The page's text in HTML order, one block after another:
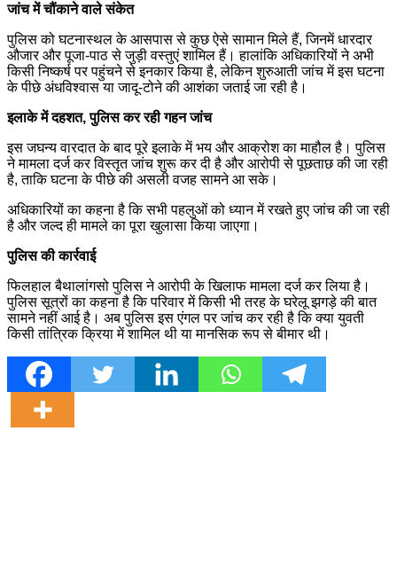
जांच में चौंकाने वाले संकेत
पुलिस को घटनास्थल के आसपास से कुछ ऐसे सामान मिले हैं, जिनमें धारदार
औजार और पूजा-पाठ से जुड़ी वस्तुएं शामिल हैं। हालांकि अधिकारियों ने अभी
किसी निष्कर्ष पर पहुंचने से इनकार किया है, लेकिन शुरुआती जांच में इस घटना
के पीछे अंधविश्वास या जादू-टोने की आशंका जताई जा रही है।
इलाके में दहशत, पुलिस कर रही गहन जांच
इस जघन्य वारदात के बाद पूरे इलाके में भय और आक्रोश का माहौल है। पुलिस
ने मामला दर्ज कर विस्तृत जांच शुरू कर दी है और आरोपी से पूछताछ की जा रही
है, ताकि घटना के पीछे की असली वजह सामने आ सके।
अधिकारियों का कहना है कि सभी पहलुओं को ध्यान में रखते हुए जांच की जा रही
है और जल्द ही मामले का पूरा खुलासा किया जाएगा।
पुलिस की कार्रवाई
फिलहाल बैथालांगसो पुलिस ने आरोपी के खिलाफ मामला दर्ज कर लिया है।
पुलिस सूत्रों का कहना है कि परिवार में किसी भी तरह के घरेलू झगड़े की बात
सामने नहीं आई है। अब पुलिस इस एंगल पर जांच कर रही है कि क्या युवती
किसी तांत्रिक क्रिया में शामिल थी या मानसिक रूप से बीमार थी।